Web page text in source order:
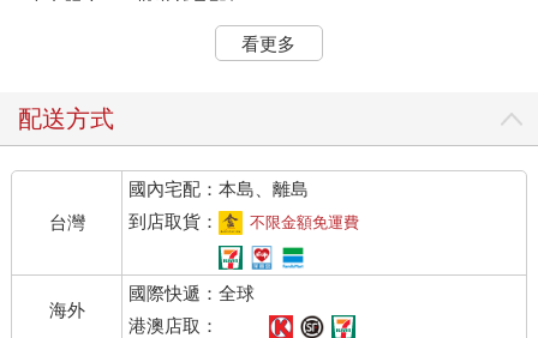
（白色陽傘……難道就是那個？）
那裡有一名撐著陽傘佇立在街頭的年輕女子。她身上的一襲和
竹花圖樣點綴。錯不了的。臉色看起來蒼白不已、感覺隨時都會
雖說是目標對象，但新目前並沒有與她接觸的必要。他只是想來
看看傳聞中的她──名為齋森美世的人物。
不過，無論對方是什麼樣的存在，新等人的計畫都不會改變。因
此，他這樣的視察，並沒有太大的意義。這純粹是他興趣使然的
行為罷了。
看更多
配送方式
台灣
國內宅配：本島、離島
到店取貨：
不限金額免運費
海外
國際快遞：全球
港澳店取：